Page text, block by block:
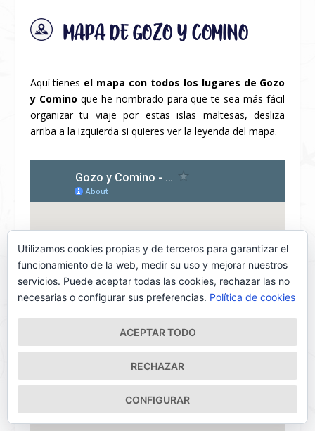
MAPA DE GOZO Y COMINO
Aquí tienes el mapa con todos los lugares de Gozo
y Comino que he nombrado para que te sea más fácil
organizar tu viaje por estas islas maltesas, desliza
arriba a la izquierda si quieres ver la leyenda del mapa.
Utilizamos cookies propias y de terceros para garantizar el
funcionamiento de la web, medir su uso y mejorar nuestros
servicios. Puede aceptar todas las cookies, rechazar las no
necesarias o configurar sus preferencias. Política de cookies
ACEPTAR TODO
RECHAZAR
CONFIGURAR